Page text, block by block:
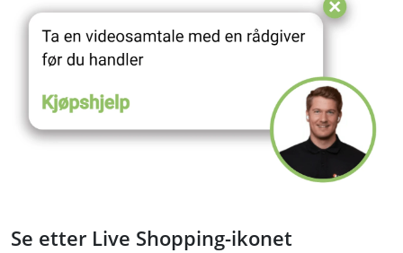
Se etter Live Shopping-ikonet